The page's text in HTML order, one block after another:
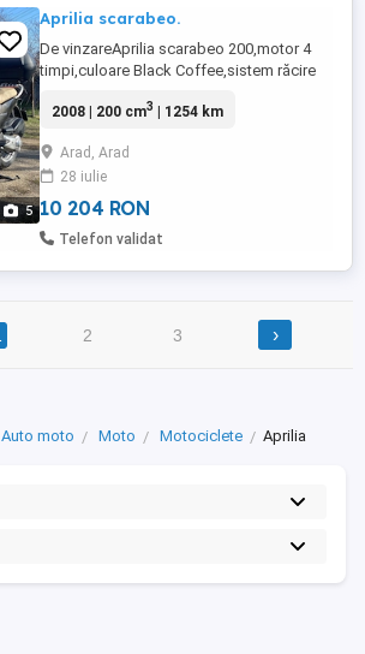
5
Aprilia scarabeo.
De vinzareAprilia scarabeo 200,motor 4
timpi,culoare Black Coffee,sistem răcire
electric,14 KW,19hp,suspensie hidraulica
amortizoare,anvelope michelin în stare
foarte bună,frine disc,greutate 154
kg,înmatriculat,ITP valabil și asigurare.Pret
2008 | 200 cm3 | 1254 km
Arad, Arad
28 iulie
10 204 RON
Telefon validat
2 3 ›
Auto moto Moto Motociclete Aprilia